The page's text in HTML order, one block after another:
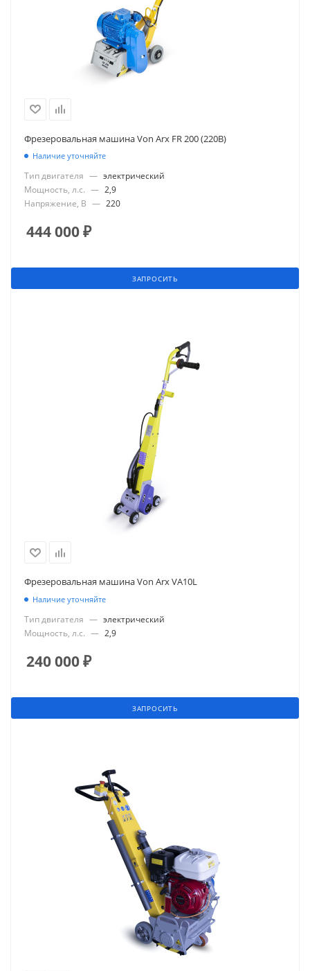
Фрезеровальная машина Von Arx FR 200 (220В)
Наличие уточняйте
Тип двигателя — электрический
Мощность, л.с. — 2,9
Напряжение, В — 220
444 000₽
ЗАПРОСИТЬ
Фрезеровальная машина Von Arx VA10L
Наличие уточняйте
Тип двигателя — электрический
Мощность, л.с. — 2,9
240 000₽
ЗАПРОСИТЬ